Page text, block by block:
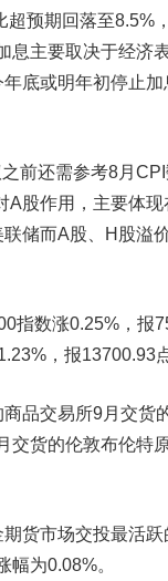
预期回落至8.5%
息主要取决于经济
底或明年初停止
还需参考8月CPI
A股作用，主要体
储而A股、H股溢
数涨0.25%，报
，报13700.93点
交易所9月交货
交货的伦敦布伦特
市场交投最活跃
幅为0.08%。